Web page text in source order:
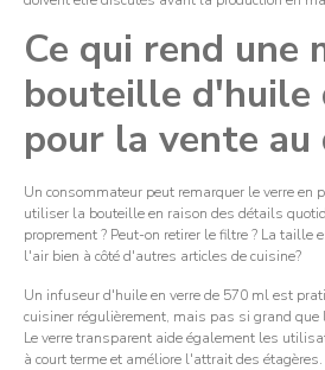
Ce qui rend une
bouteille d'huile
pour la vente
Un consommateur peut remarquer le verre en
utiliser la bouteille en raison des détails
proprement ? Peut-on retirer le filtre ? La taille
l'air bien à côté d'autres articles de cuisine?
Un infuseur d'huile en verre de 570 ml est
cuisiner régulièrement, mais pas si grand
Le verre transparent aide également les
à court terme et améliore l'attrait des étagères.